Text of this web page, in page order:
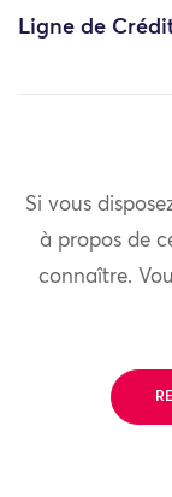
Ligne de
Si vous
à propos de
connaître.